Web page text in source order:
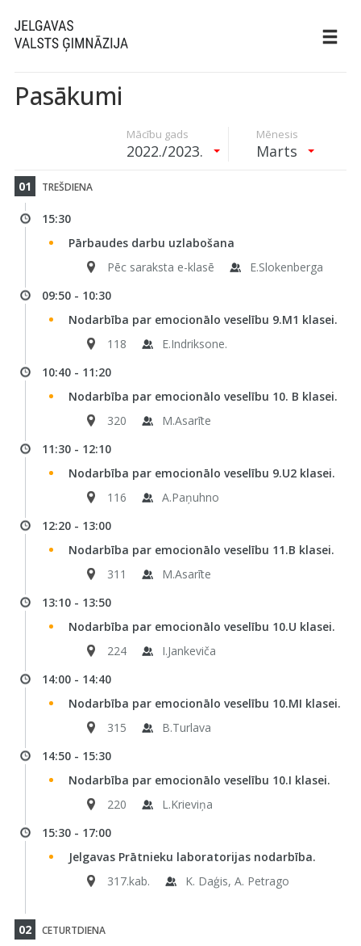
Pasākumi
Mācību gads
2022./2023.
Mēnesis
Marts
01 TREŠDIENA
15:30
Pārbaudes darbu uzlabošana
Pēc saraksta e-klasē
E.Slokenberga
09:50 - 10:30
Nodarbība par emocionālo veselību 9.M1 klasei.
118
E.Indriksone.
10:40 - 11:20
Nodarbība par emocionālo veselību 10. B klasei.
320
M.Asarīte
11:30 - 12:10
Nodarbība par emocionālo veselību 9.U2 klasei.
116
A.Paņuhno
12:20 - 13:00
Nodarbība par emocionālo veselību 11.B klasei.
311
M.Asarīte
13:10 - 13:50
Nodarbība par emocionālo veselību 10.U klasei.
224
I.Jankeviča
14:00 - 14:40
Nodarbība par emocionālo veselību 10.MI klasei.
315
B.Turlava
14:50 - 15:30
Nodarbība par emocionālo veselību 10.I klasei.
220
L.Krieviņa
15:30 - 17:00
Jelgavas Prātnieku laboratorijas nodarbība.
317.kab.
K. Daģis, A. Petrago
02 CETURTDIENA